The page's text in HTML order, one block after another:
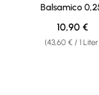
Balsamico
(43,60 € / 1
Regulärer
10,90 €